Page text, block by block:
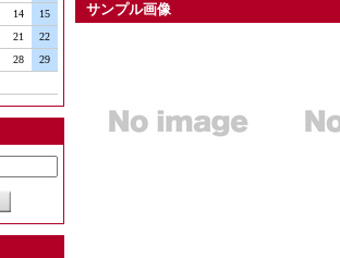
14
15
21
22
28
29
サンプル画像